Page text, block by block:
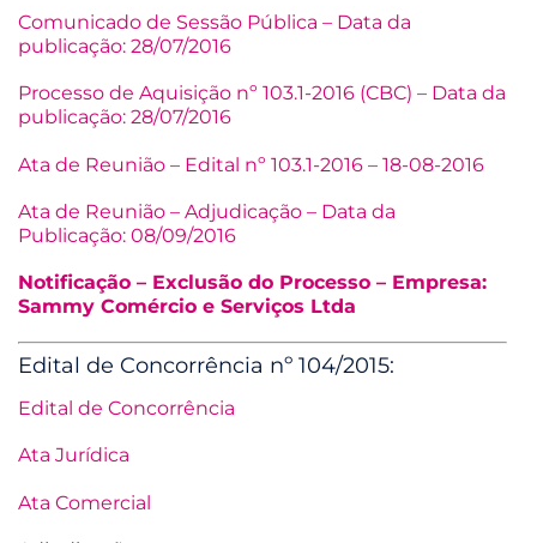
Comunicado de Sessão Pública – Data da
publicação: 28/07/2016
Processo de Aquisição nº 103.1-2016 (CBC) – Data da
publicação: 28/07/2016
Ata de Reunião – Edital nº 103.1-2016 – 18-08-2016
Ata de Reunião – Adjudicação – Data da
Publicação: 08/09/2016
Notificação – Exclusão do Processo – Empresa:
Sammy Comércio e Serviços Ltda
Edital de Concorrência nº 104/2015:
Edital de Concorrência
Ata Jurídica
Ata Comercial